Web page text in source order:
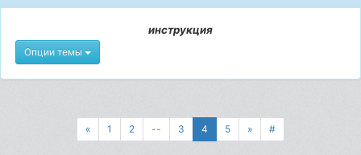
инструкция
Опции темы
« 1 2 -- 3 4 5 » #